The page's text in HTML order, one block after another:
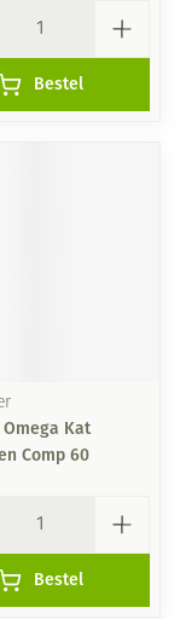
Bestel
Kat
Comp 60
Bestel